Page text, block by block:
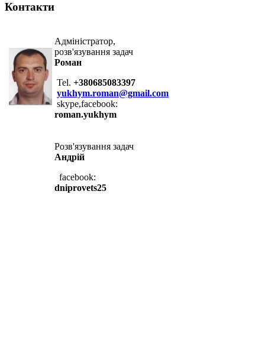
Контакти
Адміністратор,
розв'язування задач
Роман
Tel. +380685083397
yukhym.roman@gmail.com
skype,facebook:
roman.yukhym
Розв'язування задач
Андрій
facebook:
dniprovets25